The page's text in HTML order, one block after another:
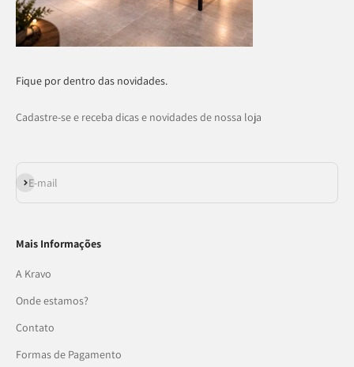
Fique por dentro das novidades.
Cadastre-se e receba dicas e novidades de nossa loja
E-mail
Assinar
Mais Informações
A Kravo
Onde estamos?
Contato
Formas de Pagamento